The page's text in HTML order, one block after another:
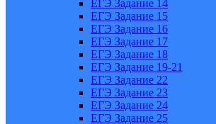
ЕГЭ Задание 14
ЕГЭ Задание 15
ЕГЭ Задание 16
ЕГЭ Задание 17
ЕГЭ Задание 18
ЕГЭ Задание 19-21
ЕГЭ Задание 22
ЕГЭ Задание 23
ЕГЭ Задание 24
ЕГЭ Задание 25